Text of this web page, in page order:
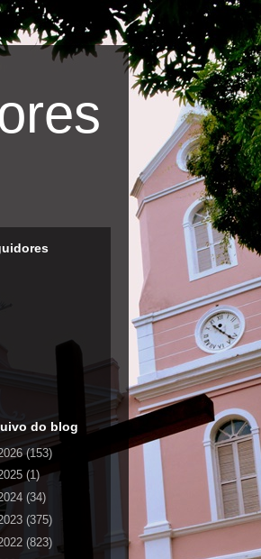
do blog
(153)
(1)
(34)
(375)
(823)